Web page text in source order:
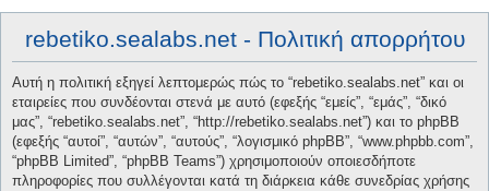
rebetiko.sealabs.net - Πολιτική απορρήτου
Αυτή η πολιτική εξηγεί λεπτομερώς πώς το “rebetiko.sealabs.net” και οι
εταιρείες που συνδέονται στενά με αυτό (εφεξής “εμείς”, “εμάς”, “δικό
μας”, “rebetiko.sealabs.net”, “http://rebetiko.sealabs.net”) και το phpBB
(εφεξής “αυτοί”, “αυτών”, “αυτούς”, “λογισμικό phpBB”, “www.phpbb.com”,
“phpBB Limited”, “phpBB Teams”) χρησιμοποιούν οποιεσδήποτε
πληροφορίες που συλλέγονται κατά τη διάρκεια κάθε συνεδρίας χρήσης